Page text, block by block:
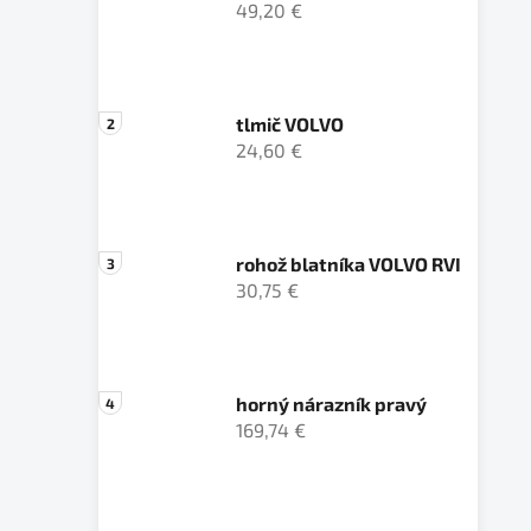
49,20 €
tlmič VOLVO
24,60 €
rohož blatníka VOLVO RVI
30,75 €
horný nárazník pravý
169,74 €